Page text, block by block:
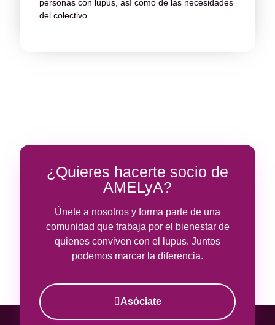
personas con lupus, así como de las necesidades
del colectivo.
¿Quieres hacerte socio de
AMELyA?
Únete a nosotros y forma parte de una
comunidad que trabaja por el bienestar de
quienes conviven con el lupus. Juntos
podemos marcar la diferencia.
Asóciate